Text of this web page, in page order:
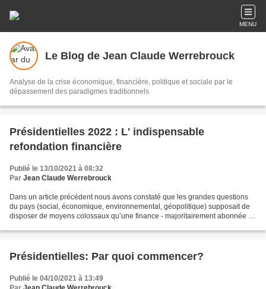
MENU
Le Blog de Jean Claude Werrebrouck
Analyse de la crise économique, financière, politique et sociale par le
dépassement des paradigmes traditionnels
Présidentielles 2022 : L' indispensable
refondation financière
Publié le 13/10/2021 à 08:32
Par Jean Claude Werrebrouck
Dans un article précédent nous avons constaté que les grandes questions
du pays (social, économique, environnemental, géopolitique) supposait de
disposer de moyens colossaux qu’une finance - majoritairement abonnée à
Présidentielles: Par quoi commencer?
Publié le 04/10/2021 à 13:49